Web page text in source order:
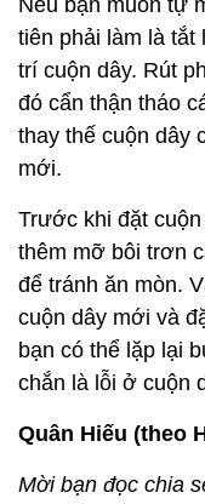
Nếu bạn muốn tự
tiên phải làm là tắt
trí cuộn dây. Rút
đó cẩn thận tháo
thay thế cuộn dây
mới.
Trước khi đặt
thêm mỡ bôi trơn
để tránh ăn mòn.
cuộn dây mới và
bạn có thể lặp lại
chắn là lỗi ở cuộn
Quân Hiếu (theo
Mời bạn đọc chia